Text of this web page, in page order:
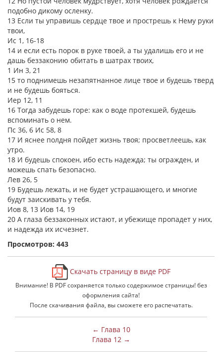
подобно дикому осленку.
13 Если ты управишь сердце твое и прострешь к Нему руки
твои,
Ис 1, 16-18
14 и если есть порок в руке твоей, а ты удалишь его и не
дашь беззаконию обитать в шатрах твоих,
1 Ин 3, 21
15 то поднимешь незапятнанное лице твое и будешь тверд
и не будешь бояться.
Иер 12, 11
16 Тогда забудешь горе: как о воде протекшей, будешь
вспоминать о нем.
Пс 36, 6 Ис 58, 8
17 И яснее полдня пойдет жизнь твоя; просветлеешь, как
утро.
18 И будешь спокоен, ибо есть надежда; ты огражден, и
можешь спать безопасно.
Лев 26, 5
19 Будешь лежать, и не будет устрашающего, и многие
будут заискивать у тебя.
Иов 8, 13 Иов 14, 19
20 А глаза беззаконных истают, и убежище пропадет у них,
и надежда их исчезнет.
Просмотров: 443
Скачать страницу в виде PDF
Внимание! В PDF сохраняется только содержимое страницы! без
оформления сайта!
После скачивания файла, вы сможете его распечатать.
← Глава 10
Глава 12 →